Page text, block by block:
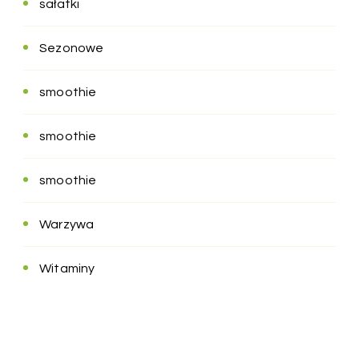
sałatki
Sezonowe
smoothie
smoothie
smoothie
Warzywa
Witaminy